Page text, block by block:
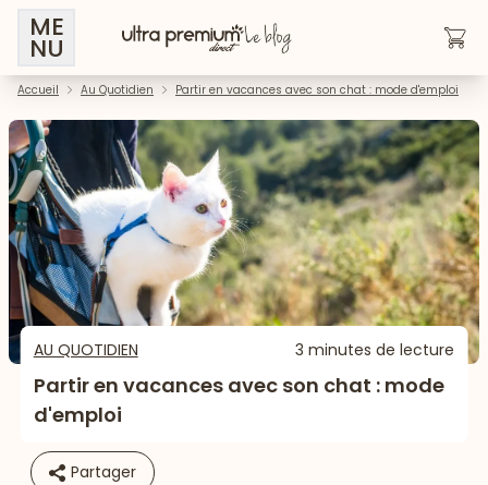
ME
NU
Accueil Au Quotidien Partir en vacances avec son chat : mode d'emploi
AU QUOTIDIEN 3 minutes de lecture
Partir en vacances avec son chat : mode
d'emploi
Partager